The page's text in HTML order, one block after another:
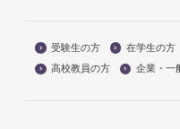
受験生の方 在学生の方
高校教員の方
企業・一